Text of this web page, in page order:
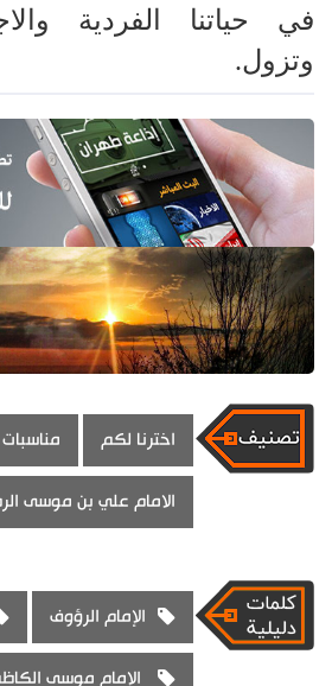
في حياتنا الفردية
وتزول.
اخترنا لكم مناسبات
الامام علي بن موسى
الإمام الرؤوف
الإمام موسى